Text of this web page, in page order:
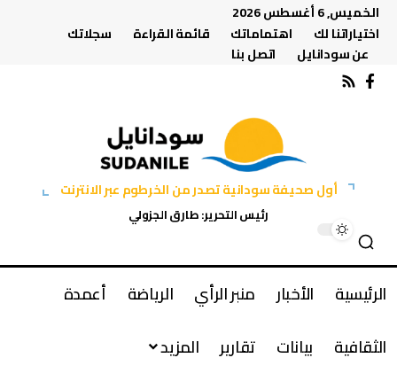
الخميس, 6 أغسطس 2026
اختياراتنا لك
اهتماماتك قائمة القراءة
سجلاتك
عن سودانايل
اتصل بنا
أول صحيفة سودانية تصدر من الخرطوم عبر الانترنت
رئيس التحرير: طارق الجزولي
الرئيسية الأخبار منبر الرأي الرياضة
أعمدة
الثقافية
بيانات تقارير المزيد